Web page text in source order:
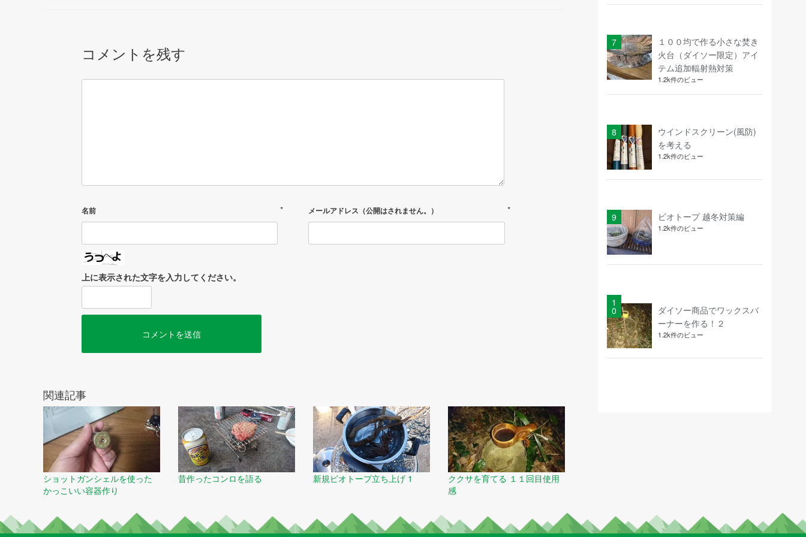
コメントを残す
名前 * メールアドレス（公開はされません。） *
上に表示された文字を入力してください。
関連記事
ショットガンシェルを使った
かっこいい容器作り
昔作ったコンロを語る 新規ビオトープ立ち上げ 1
ククサを育てる １１回目使用
感
１００均で作る小さな焚き
火台（ダイソー限定）アイ
テム追加輻射熱対策
1.2k件のビュー
ウインドスクリーン(風防)
を考える
1.2k件のビュー
ビオトープ 越冬対策編
1.2k件のビュー
ダイソー商品でワックスバ
ーナーを作る！２
1.2k件のビュー